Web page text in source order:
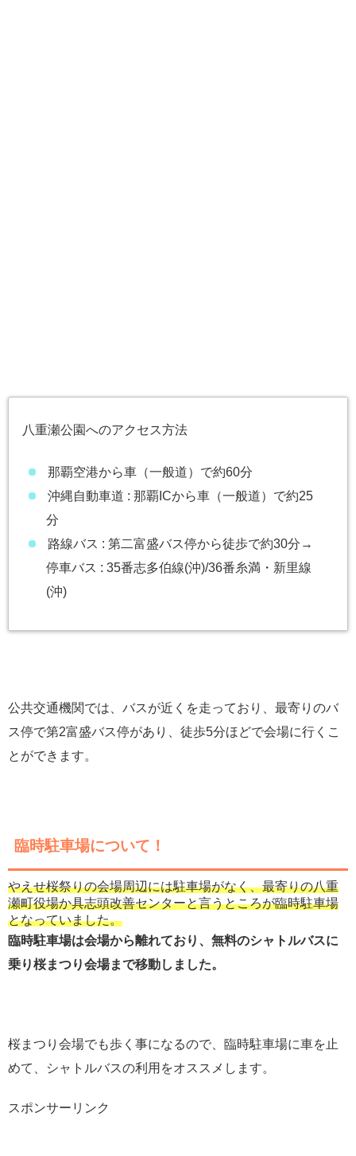
八重瀬公園へのアクセス方法
那覇空港から車（一般道）で約60分
沖縄自動車道 : 那覇ICから車（一般道）で約25
分
路線バス : 第二富盛バス停から徒歩で約30分→
停車バス : 35番志多伯線(沖)/36番糸満・新里線
(沖)
公共交通機関では、バスが近くを走っており、最寄りのバ
ス停で第2富盛バス停があり、徒歩5分ほどで会場に行くこ
とができます。
臨時駐車場について！
やえせ桜祭りの会場周辺には駐車場がなく、最寄りの八重
瀬町役場か具志頭改善センターと言うところが臨時駐車場
となっていました。
臨時駐車場は会場から離れており、無料のシャトルバスに
乗り桜まつり会場まで移動しました。
桜まつり会場でも歩く事になるので、臨時駐車場に車を止
めて、シャトルバスの利用をオススメします。
スポンサーリンク